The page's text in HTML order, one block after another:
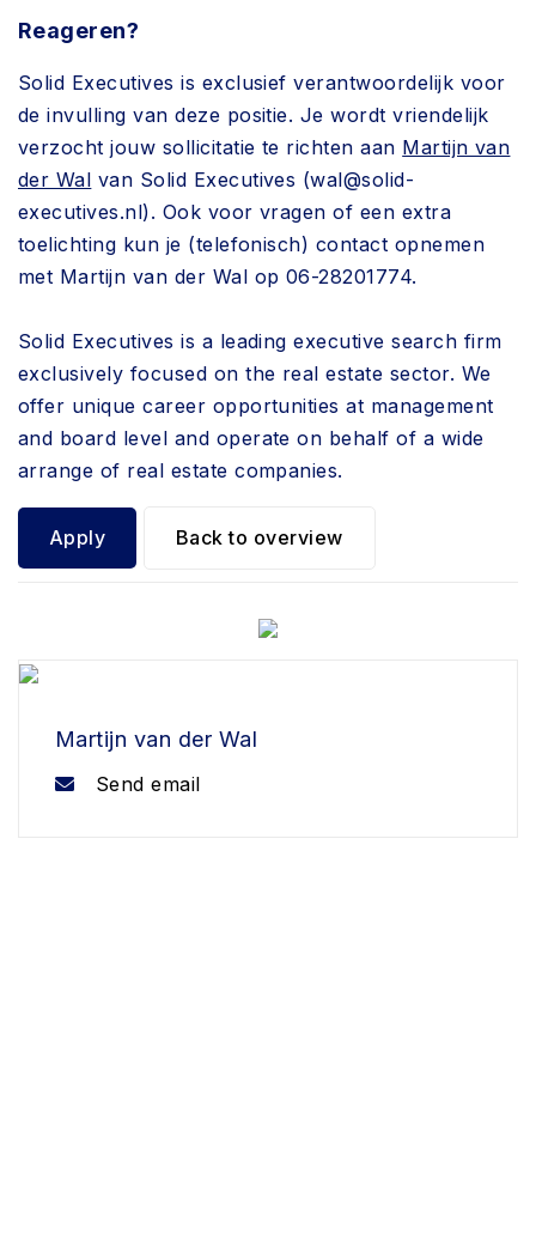
Reageren?
Solid Executives is exclusief verantwoordelijk voor
de invulling van deze positie. Je wordt vriendelijk
verzocht jouw sollicitatie te richten aan Martijn van
der Wal van Solid Executives (wal@solid-
executives.nl). Ook voor vragen of een extra
toelichting kun je (telefonisch) contact opnemen
met Martijn van der Wal op 06-28201774.
Solid Executives is a leading executive search firm
exclusively focused on the real estate sector. We
offer unique career opportunities at management
and board level and operate on behalf of a wide
arrange of real estate companies.
Apply Back to overview
Martijn van der Wal
Send email